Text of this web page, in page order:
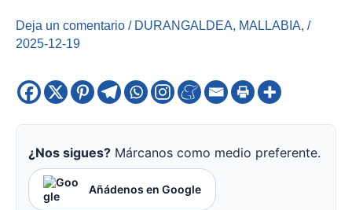
Deja un comentario / DURANGALDEA, MALLABIA, /
2025-12-19
¿Nos sigues? Márcanos como medio preferente.
Añádenos en Google